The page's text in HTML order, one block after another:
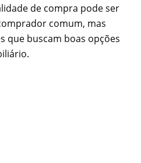
de compra pode ser
comum, mas
que buscam boas opções